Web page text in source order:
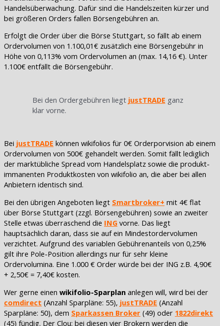
Handelsüberwachung. Dafür sind die Handelszeiten kürzer und
bei größeren Orders fallen Börsengebühren an.
Erfolgt die Order über die Börse Stuttgart, so fällt ab einem
Ordervolumen von 1.100,01€ zusätzlich eine Börsengebühr in
Höhe von 0,113% vom Ordervolumen an (max. 14,16 €). Unter
1.100€ entfällt die Börsengebühr.
Bei den Ordergebühren liegt justTRADE ganz
klar vorne.
Bei justTRADE können wikifolios für 0€ Orderporvision ab einem
Ordervolumen von 500€ gehandelt werden. Somit fällt lediglich
der marktübliche Spread vom Handelsplatz sowie die produkt-
immanenten Produktkosten von wikifolio an, die aber bei allen
Anbietern identisch sind.
Bei den übrigen Angeboten liegt Smartbroker+ mit 4€ flat
über Börse Stuttgart (zzgl. Börsengebühren) sowie an zweiter
Stelle etwas überraschend die ING vorne. Das liegt
hauptsächlich daran, dass sie auf ein Mindestordervolumen
verzichtet. Aufgrund des variablen Gebührenanteils von 0,25%
gilt ihre Pole-Position allerdings nur für sehr kleine
Ordervolumina. Eine 1.000 € Order würde bei der ING z.B. 4,90€
+ 2,50€ = 7,40€ kosten.
Wer gerne einen wikifolio-Sparplan anlegen will, wird bei der
comdirect (Anzahl Sparpläne: 55), justTRADE (Anzahl
Sparpläne: 50), dem Sparkassen Broker (49) oder 1822direkt
(45) fündig. Der Clou: bei diesen vier Brokern werden die